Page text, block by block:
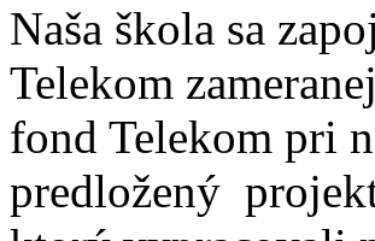
Naša škola sa
Telekom
fond Telekom pri
predložený